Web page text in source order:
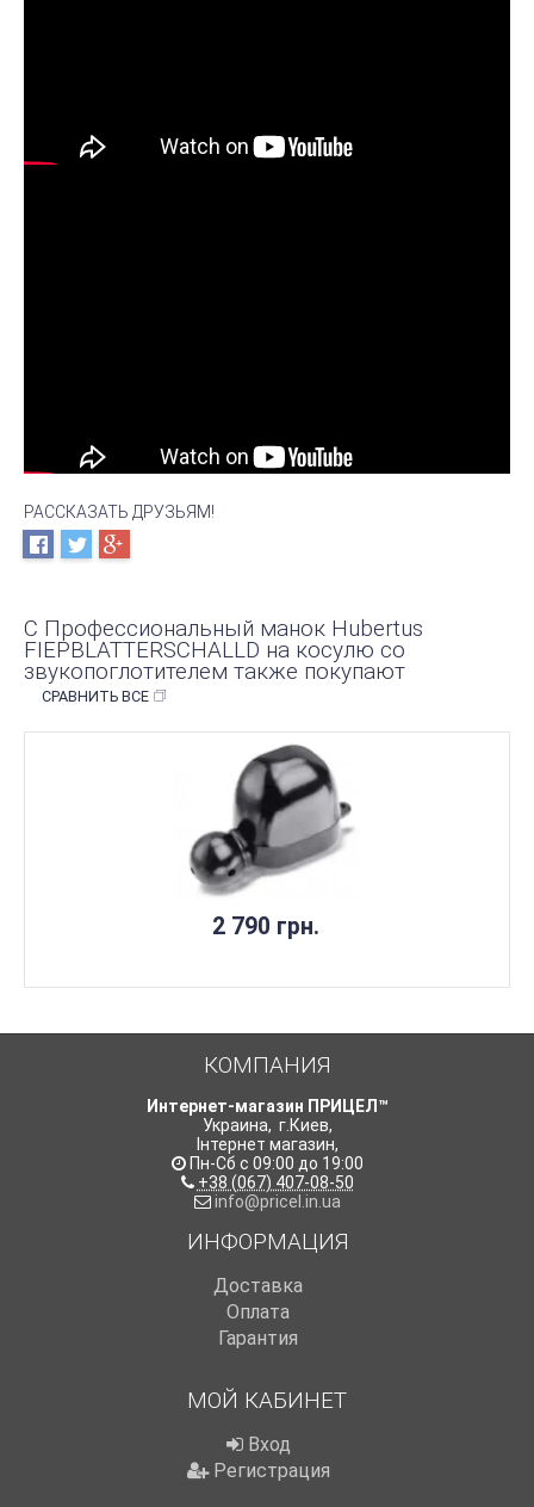
РАССКАЗАТЬ ДРУЗЬЯМ!
С Профессиональный манок Hubertus
FIEPBLATTERSCHALLD на косулю со
звукопоглотителем также покупают
СРАВНИТЬ ВСЕ
2 790 грн.
КОМПАНИЯ
Интернет-магазин ПРИЦЕЛ™
Украина, г.Киев,
Інтернет магазин,
Пн-Сб с 09:00 до 19:00
+38 (067) 407-08-50
info@pricel.in.ua
ИНФОРМАЦИЯ
Доставка
Оплата
Гарантия
МОЙ КАБИНЕТ
Вход
Регистрация